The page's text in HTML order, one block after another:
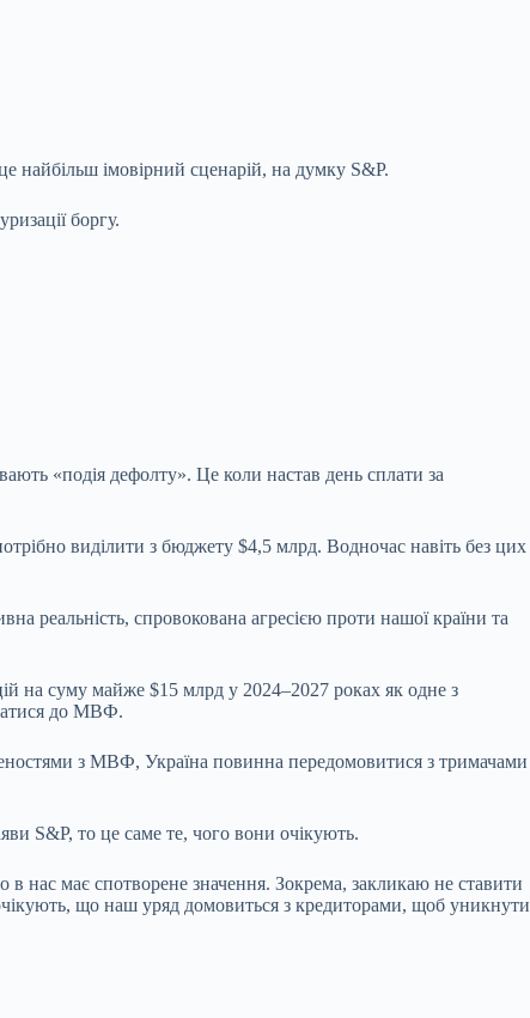
найбільш імовірний сценарій, на думку S&P.
боргу.
«подія дефолту». Це коли настав день сплати за
виділити з бюджету $4,5 млрд. Водночас навіть без цих
реальність, спровокована агресією проти нашої країни та
на суму майже $15 млрд у 2024–2027 роках як одне з
до МВФ.
з МВФ, Україна повинна передомовитися з тримачами
S&P, то це саме те, чого вони очікують.
нас має спотворене значення. Зокрема, закликаю не ставити
що наш уряд домовиться з кредиторами, щоб уникнути